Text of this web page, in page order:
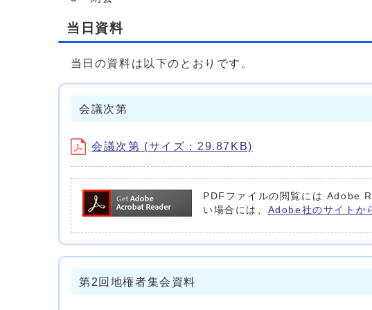
当日資料
当日の資料は以下のとおりです。
会議次第
会議次第 (サイズ：29.87KB)
PDFファイルの閲覧には Adobe
い場合には、 Adobe社のサイトか
第2回地権者集会資料